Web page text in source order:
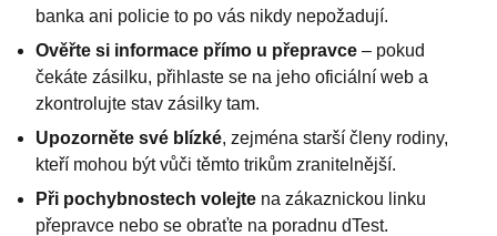
banka ani policie to po vás nikdy nepožadují.
Ověřte si informace přímo u přepravce – pokud
čekáte zásilku, přihlaste se na jeho oficiální web a
zkontrolujte stav zásilky tam.
Upozorněte své blízké, zejména starší členy rodiny,
kteří mohou být vůči těmto trikům zranitelnější.
Při pochybnostech volejte na zákaznickou linku
přepravce nebo se obraťte na poradnu dTest.